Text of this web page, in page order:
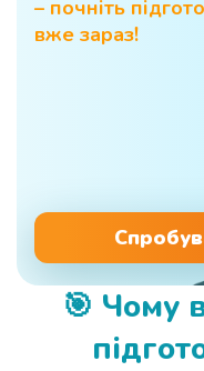
– почніть
вже зараз!
🎯 Чому